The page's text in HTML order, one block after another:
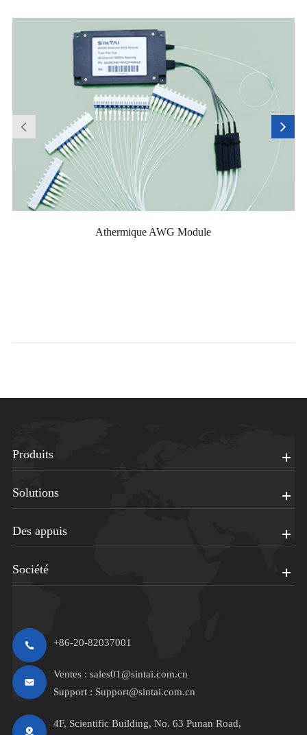
Athermique AWG Module
Produits
Solutions
Des appuis
Société
+86-20-82037001
Ventes : sales01@sintai.com.cn
Support : Support@sintai.com.cn
4F, Scientific Building, No. 63 Punan Road,